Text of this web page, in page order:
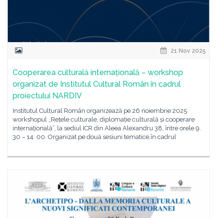
21 Nov 2025
Cooperarea culturală internațională – workshop
organizat de Institutul Cultural Român în cadrul
proiectului NARDIV
Institutul Cultural Român organizează pe 26 noiembrie 2025
workshopul „Rețele culturale, diplomație culturală și cooperare
internațională”, la sediul ICR din Aleea Alexandru 38, între orele 9.
30 – 14. 00. Organizat pe două sesiuni tematice,în cadrul